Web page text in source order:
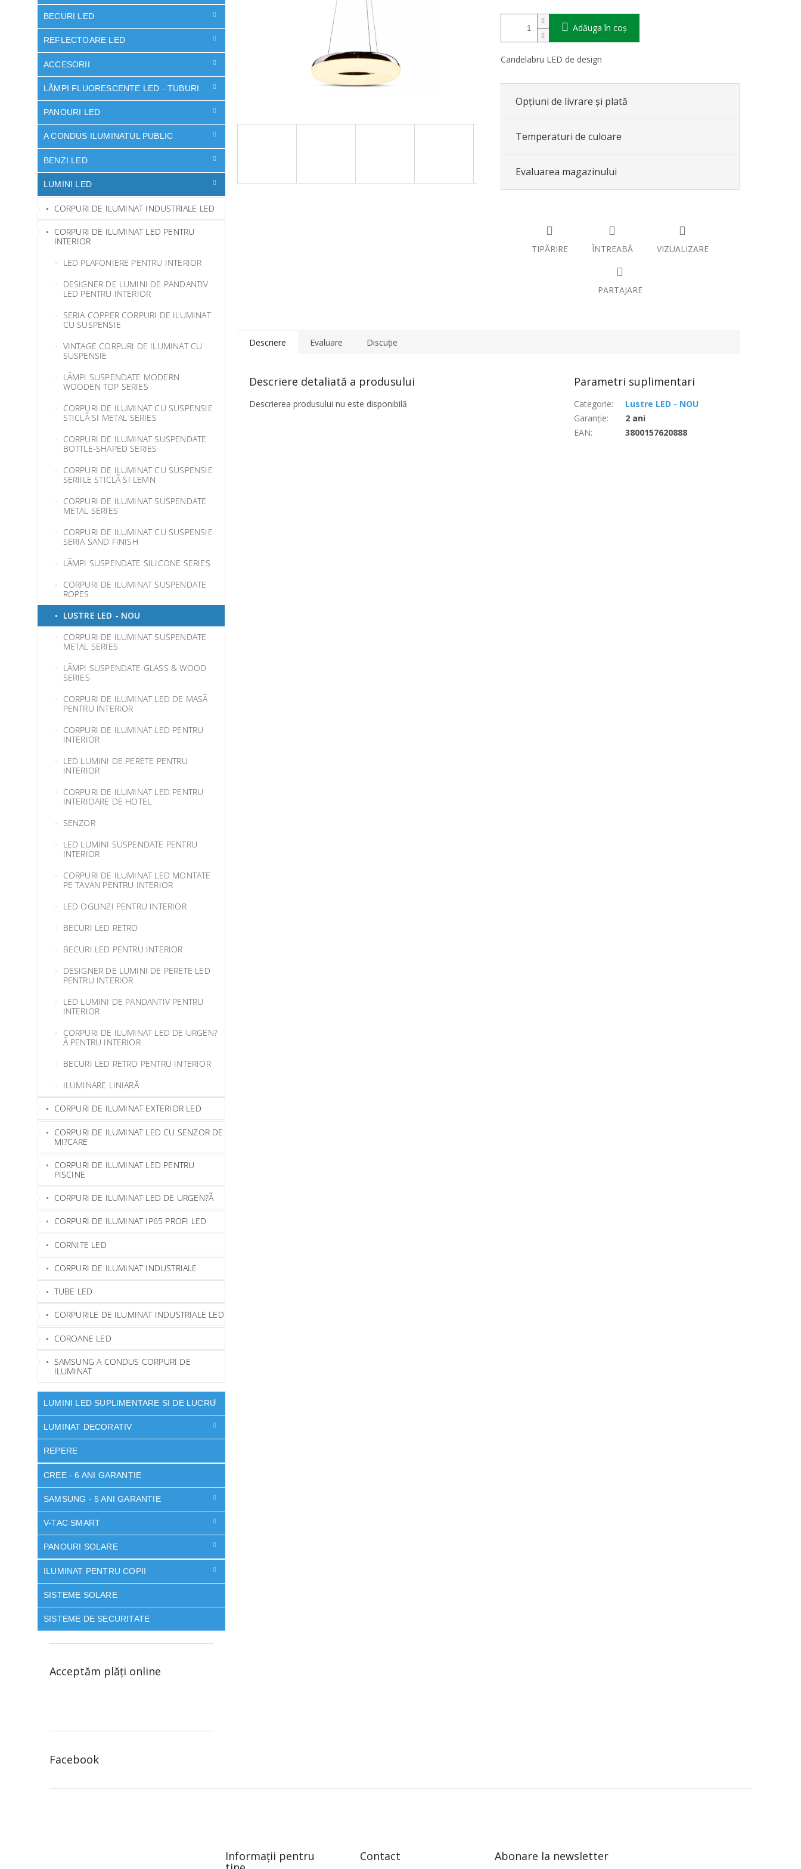
ă
BECURI LED
REFLECTOARE LED
ACCESORII
LÃMPI FLUORESCENTE LED - TUBURI
PANOURI LED
A CONDUS ILUMINATUL PUBLIC
BENZI LED
LUMINI LED
CORPURI DE ILUMINAT INDUSTRIALE LED
CORPURI DE ILUMINAT LED PENTRU
INTERIOR
LED PLAFONIERE PENTRU INTERIOR
DESIGNER DE LUMINI DE PANDANTIV
LED PENTRU INTERIOR
SERIA COPPER CORPURI DE ILUMINAT
CU SUSPENSIE
VINTAGE CORPURI DE ILUMINAT CU
SUSPENSIE
LÃMPI SUSPENDATE MODERN
WOODEN TOP SERIES
CORPURI DE ILUMINAT CU SUSPENSIE
STICLÃ SI METAL SERIES
CORPURI DE ILUMINAT SUSPENDATE
BOTTLE-SHAPED SERIES
CORPURI DE ILUMINAT CU SUSPENSIE
SERIILE STICLÃ SI LEMN
CORPURI DE ILUMINAT SUSPENDATE
METAL SERIES
CORPURI DE ILUMINAT CU SUSPENSIE
SERIA SAND FINISH
LÃMPI SUSPENDATE SILICONE SERIES
CORPURI DE ILUMINAT SUSPENDATE
ROPES
LUSTRE LED - NOU
CORPURI DE ILUMINAT SUSPENDATE
METAL SERIES
LÃMPI SUSPENDATE GLASS & WOOD
SERIES
CORPURI DE ILUMINAT LED DE MASÃ
PENTRU INTERIOR
CORPURI DE ILUMINAT LED PENTRU
INTERIOR
LED LUMINI DE PERETE PENTRU
INTERIOR
CORPURI DE ILUMINAT LED PENTRU
INTERIOARE DE HOTEL
SENZOR
LED LUMINI SUSPENDATE PENTRU
INTERIOR
CORPURI DE ILUMINAT LED MONTATE
PE TAVAN PENTRU INTERIOR
LED OGLINZI PENTRU INTERIOR
BECURI LED RETRO
BECURI LED PENTRU INTERIOR
DESIGNER DE LUMINI DE PERETE LED
PENTRU INTERIOR
LED LUMINI DE PANDANTIV PENTRU
INTERIOR
CORPURI DE ILUMINAT LED DE URGEN?
Ã PENTRU INTERIOR
BECURI LED RETRO PENTRU INTERIOR
ILUMINARE LINIARĂ
CORPURI DE ILUMINAT EXTERIOR LED
CORPURI DE ILUMINAT LED CU SENZOR DE
MI?CARE
CORPURI DE ILUMINAT LED PENTRU
PISCINE
CORPURI DE ILUMINAT LED DE URGEN?Ã
CORPURI DE ILUMINAT IP65 PROFI LED
CORNITE LED
CORPURI DE ILUMINAT INDUSTRIALE
TUBE LED
CORPURILE DE ILUMINAT INDUSTRIALE LED
COROANE LED
SAMSUNG A CONDUS CORPURI DE
ILUMINAT
LUMINI LED SUPLIMENTARE SI DE LUCRU
LUMINAT DECORATIV
REPERE
CREE - 6 ANI GARANȚIE
SAMSUNG - 5 ANI GARANTIE
V-TAC SMART
PANOURI SOLARE
ILUMINAT PENTRU COPII
SISTEME SOLARE
SISTEME DE SECURITATE
Acceptăm plăţi online
Facebook
Adăuga în coş
Candelabru LED de design
Opțiuni de livrare și plată
Temperaturi de culoare
Evaluarea magazinului
TIPĂRIRE ÎNTREABĂ VIZUALIZARE
PARTAJARE
Descriere Evaluare Discuţie
Descriere detaliată a produsului
Descrierea produsului nu este disponibilă
Parametri suplimentari
Categorie:
Lustre LED - NOU
Garanţie:
2 ani
EAN: 3800157620888
Informații pentru Contact Abonare la newsletter